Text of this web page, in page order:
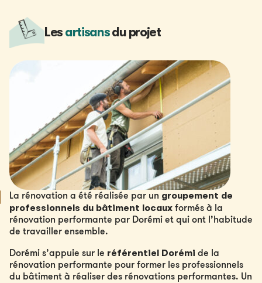
Les artisansdu projet
La rénovation a été réalisée par un groupement de
professionnels du bâtiment locaux formés à la
rénovation performante par Dorémi et qui ont l’habitude
de travailler ensemble.
Dorémi s’appuie sur le référentiel Dorémi de la
rénovation performante pour former les professionnels
du bâtiment à réaliser des rénovations performantes. Un